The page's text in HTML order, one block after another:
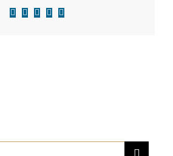
Facebook
X LinkedIn
WhatsApp
Correo